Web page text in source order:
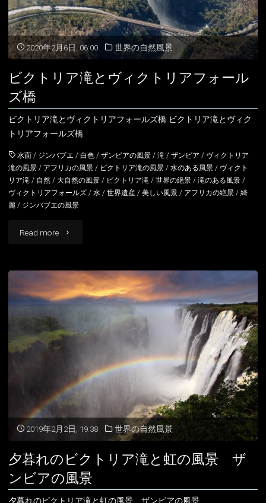
に
か
る
虹
ジ
ン
バ
ブ
エ
風
景"
2020年2月6日, 06:00 世界の自然風景
ビクトリア滝とヴィクトリアフォール
ズ橋
ビクトリア滝とヴィクトリアフォールズ橋 ビクトリア滝とヴィク
トリアフォールズ橋
水面 / ジンバブエ /白色 /ザンビアの風景 /滝 /ザンビア / ヴィクトリア
滝の風景 / アフリカの風景 / ビクトリア滝の風景 /水のある風景 / ヴィクト
リア滝 / 自然 /大自然の風景 / ビクトリア滝 /世界の絶景 /滝のある風景 /
ヴィクトリアフォールズ /水 /世界遺産 /美しい風景 / アフリカの絶景 /綺
麗 / ジンバブエの風景
Read more "ビ
リ
ア
ヴ
リ
2019年2月2日, 19:38 世界の自然風景
夕暮れのビクトリア滝と虹の風景 ザ
ンビアの風景
夕暮れのビクトリア滝と虹の風景 ザンビアの風景